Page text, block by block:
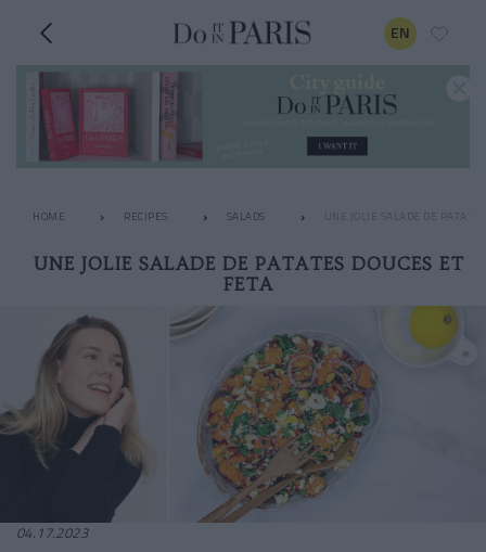
EN
HOME RECIPES SALADS UNE JOLIE SALADE DE
UNE JOLIE SALADE DE PATATES DOUCES ET
FETA
04.17.2023